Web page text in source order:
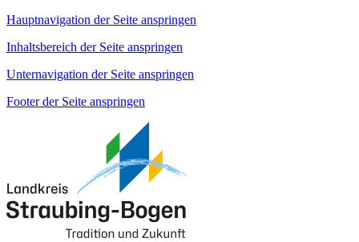
Hauptnavigation der Seite anspringen
Inhaltsbereich der Seite anspringen
Unternavigation der Seite anspringen
Footer der Seite anspringen